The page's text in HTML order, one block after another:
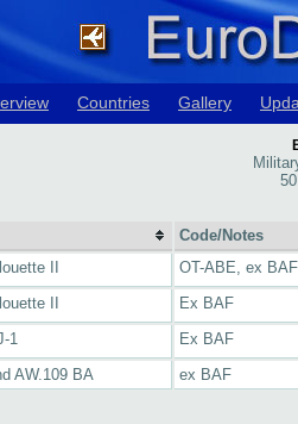
Countries Gallery
Code/Notes
II
OT-ABE, ex BAF
II
Ex BAF
1
Ex BAF
AW.109 BA ex BAF